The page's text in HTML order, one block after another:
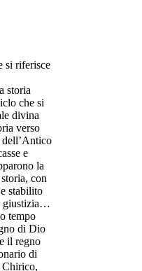
si riferisce
storia
che si
divina
verso
e
la
con
stabilito
giustizia…
tempo
di Dio
il regno
di
Chirico,